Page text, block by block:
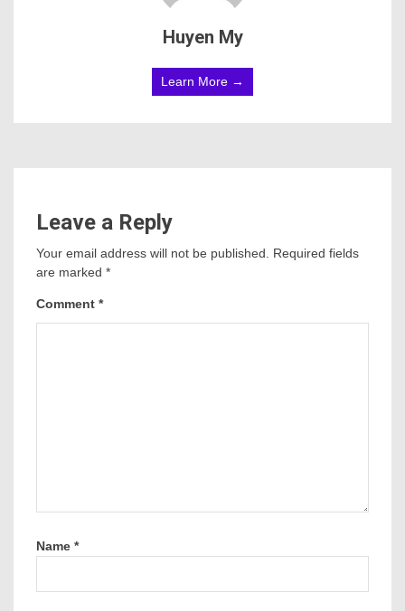
Huyen My
Learn More →
Leave a Reply
Your email address will not be published. Required fields
are marked *
Comment *
Name *